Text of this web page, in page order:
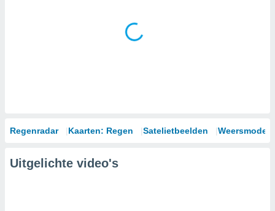
Regenradar Kaarten: Regen Satelietbeelden
Uitgelichte video's